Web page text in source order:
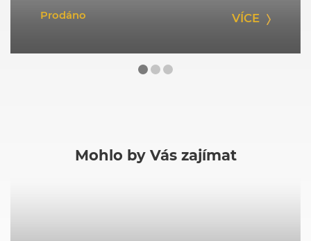
Prodáno VÍCE
Mohlo by Vás zajímat